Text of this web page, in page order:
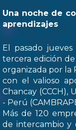
Una noche de
aprendizajes
El pasado
tercera edición
organizada por la
con el valioso
Chancay (CCCH),
- Perú
Más de 120
de intercambio y